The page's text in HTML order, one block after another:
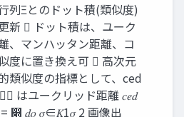
列Ξとのドット積(類似度)
新  ドット積は、ユーク
、マンハッタン距離、コ
度に置き換え可  高次元
類似度の指標として、ced
はユークリッド距離 𝑐𝑒𝑑
= ෍ 𝑑𝜌 𝜎∈𝐾1𝜎 2 画像出